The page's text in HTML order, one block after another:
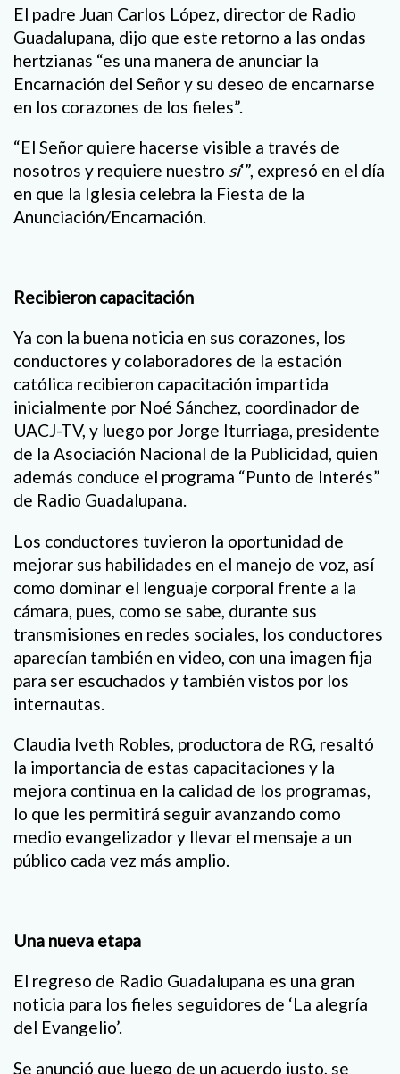
El padre Juan Carlos López, director de Radio
Guadalupana, dijo que este retorno a las ondas
hertzianas “es una manera de anunciar la
Encarnación del Señor y su deseo de encarnarse
en los corazones de los fieles”.
“El Señor quiere hacerse visible a través de
nosotros y requiere nuestro sí‘”, expresó en el día
en que la Iglesia celebra la Fiesta de la
Anunciación/Encarnación.
Recibieron capacitación
Ya con la buena noticia en sus corazones, los
conductores y colaboradores de la estación
católica recibieron capacitación impartida
inicialmente por Noé Sánchez, coordinador de
UACJ-TV, y luego por Jorge Iturriaga, presidente
de la Asociación Nacional de la Publicidad, quien
además conduce el programa “Punto de Interés”
de Radio Guadalupana.
Los conductores tuvieron la oportunidad de
mejorar sus habilidades en el manejo de voz, así
como dominar el lenguaje corporal frente a la
cámara, pues, como se sabe, durante sus
transmisiones en redes sociales, los conductores
aparecían también en video, con una imagen fija
para ser escuchados y también vistos por los
internautas.
Claudia Iveth Robles, productora de RG, resaltó
la importancia de estas capacitaciones y la
mejora continua en la calidad de los programas,
lo que les permitirá seguir avanzando como
medio evangelizador y llevar el mensaje a un
público cada vez más amplio.
Una nueva etapa
El regreso de Radio Guadalupana es una gran
noticia para los fieles seguidores de ‘La alegría
del Evangelio’.
Se anunció que luego de un acuerdo justo, se